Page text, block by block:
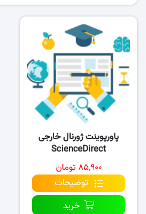
پاورپوینت ژورنال خارجی
ScienceDirect
۸۵,۹۰۰ تومان
توضیحات
خرید